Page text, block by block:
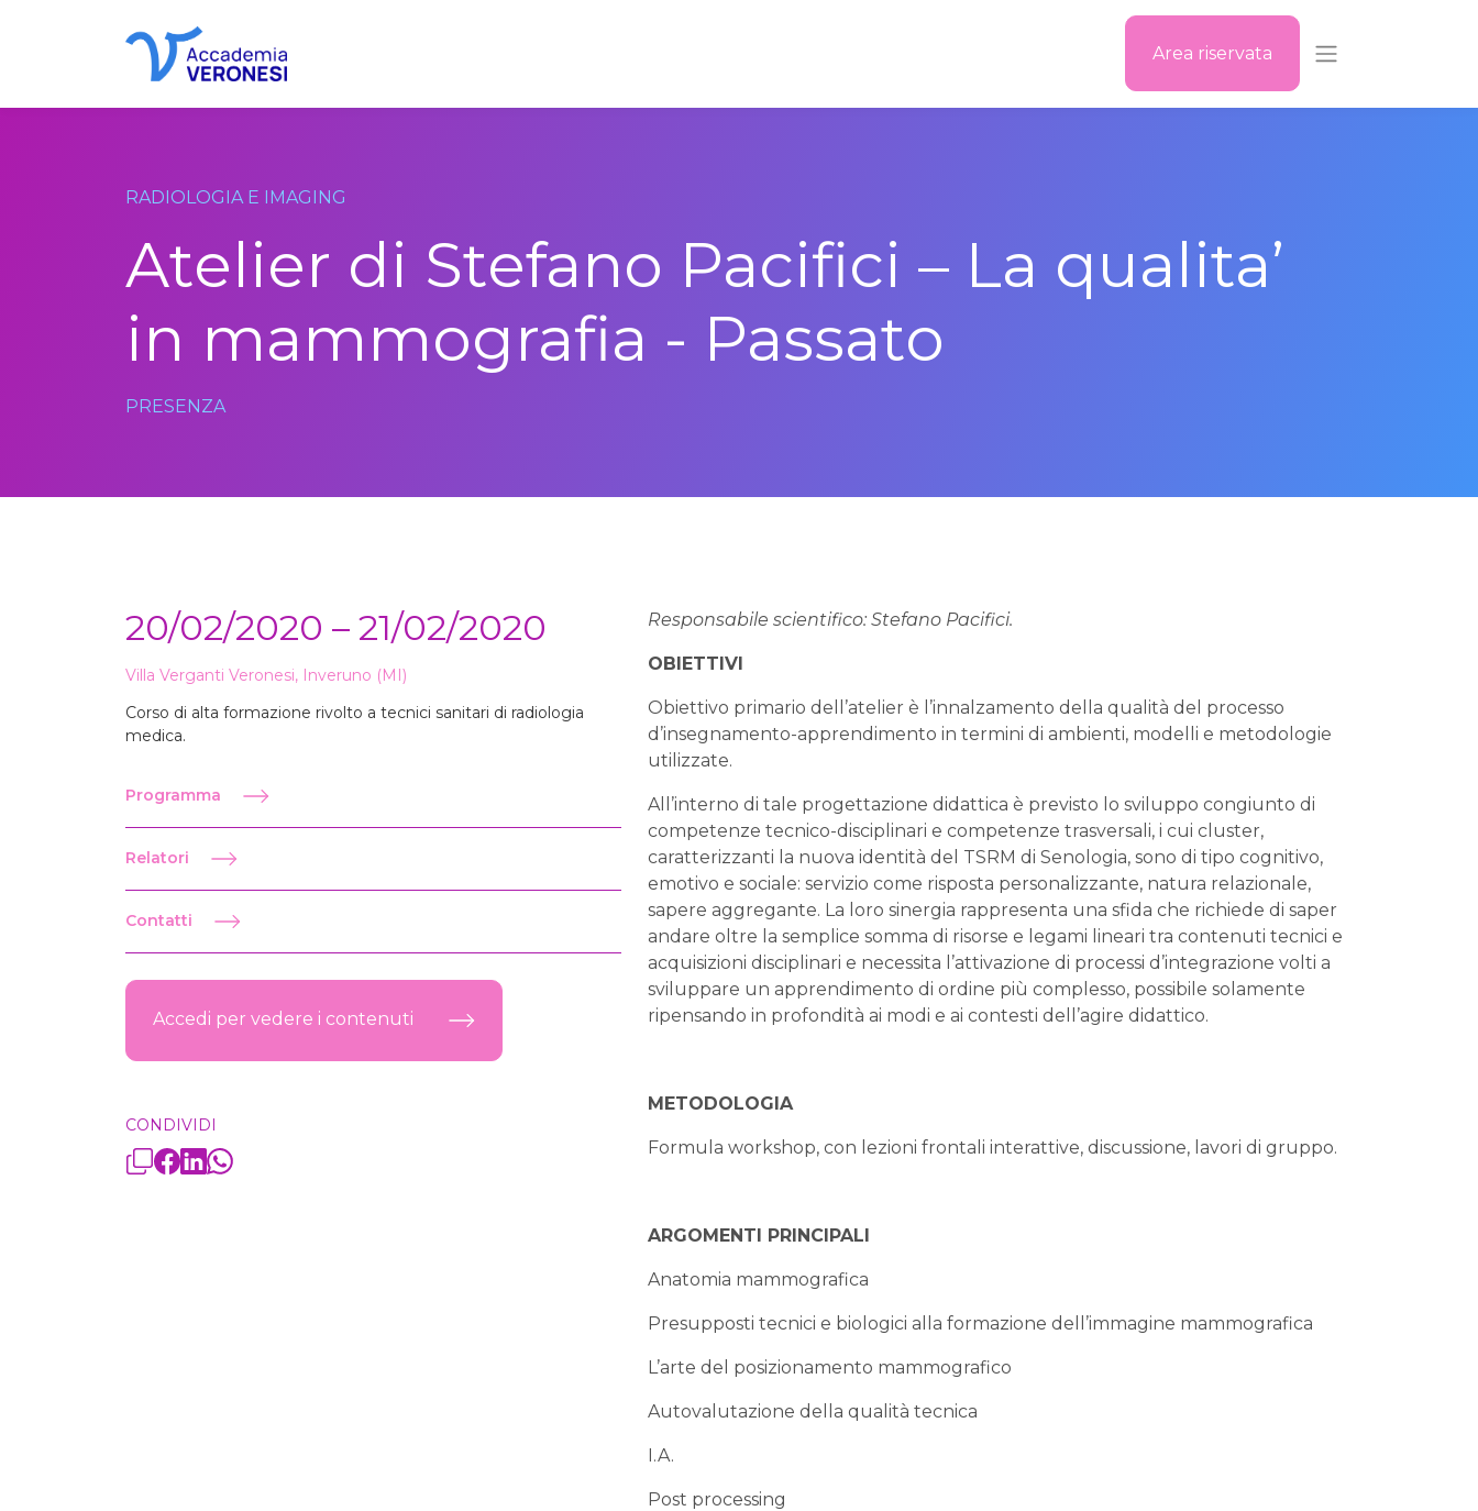
Area riservata
RADIOLOGIA E IMAGING
Atelier di Stefano Pacifici – La qualita’
in mammografia - Passato
PRESENZA
20/02/2020 – 21/02/2020
Villa Verganti Veronesi, Inveruno (MI)
Corso di alta formazione rivolto a tecnici sanitari di radiologia
medica.
Programma
Relatori
Contatti
Accedi per vedere i contenuti
CONDIVIDI
Responsabile scientifico: Stefano Pacifici.
OBIETTIVI
Obiettivo primario dell’atelier è l’innalzamento della qualità del processo
d’insegnamento-apprendimento in termini di ambienti, modelli e metodologie
utilizzate.
All’interno di tale progettazione didattica è previsto lo sviluppo congiunto di
competenze tecnico-disciplinari e competenze trasversali, i cui cluster,
caratterizzanti la nuova identità del TSRM di Senologia, sono di tipo cognitivo,
emoti­vo e sociale: servizio come risposta personalizzante, natura relazionale,
sapere aggregante. La loro sinergia rappresenta una sfida che richiede di saper
andare oltre la semplice somma di risorse e legami lineari tra contenuti tecnici e
acquisizioni disciplinari e necessita l’attivazione di processi d’integrazione volti a
sviluppare un apprendimento di ordine più complesso, possibile solamente
ripensando in profondità ai modi e ai contesti dell’agire didattico.
METODOLOGIA
Formula workshop, con lezioni frontali interattive, discussione, lavori di gruppo.
ARGOMENTI PRINCIPALI
Anatomia mammografica
Presupposti tecnici e biologici alla formazione dell’immagine mammografica
L’arte del posizionamento mammografico
Autovalutazione della qualità tecnica
I.A.
Post processing